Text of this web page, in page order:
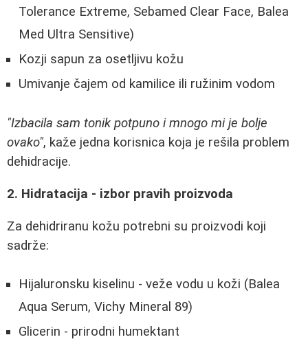
Tolerance Extreme, Sebamed Clear Face, Balea
Med Ultra Sensitive)
Kozji sapun za osetljivu kožu
Umivanje čajem od kamilice ili ružinim vodom
"Izbacila sam tonik potpuno i mnogo mi je bolje
ovako", kaže jedna korisnica koja je rešila problem
dehidracije.
2. Hidratacija - izbor pravih proizvoda
Za dehidriranu kožu potrebni su proizvodi koji
sadrže:
Hijaluronsku kiselinu - veže vodu u koži (Balea
Aqua Serum, Vichy Mineral 89)
Glicerin - prirodni humektant